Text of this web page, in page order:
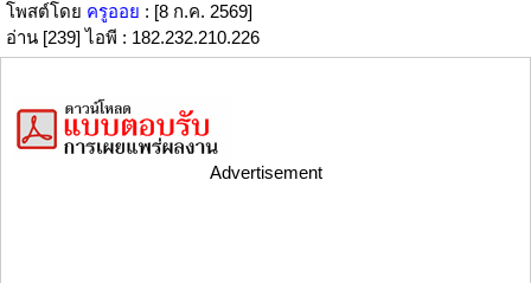
โพสต์โดย ครูออย : [8 ก.ค. 2569]
อ่าน [239] ไอพี : 182.232.210.226
Advertisement